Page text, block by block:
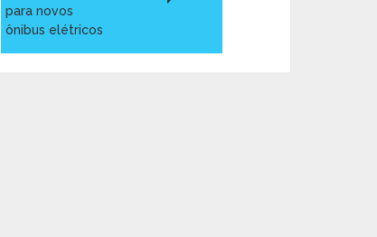
para novos
ônibus elétricos